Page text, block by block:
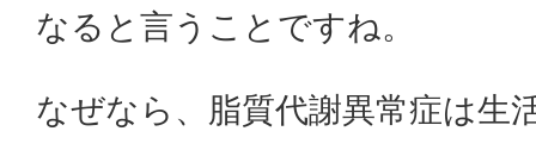
なると言うことですね。
なぜなら、脂質代謝異常症は生